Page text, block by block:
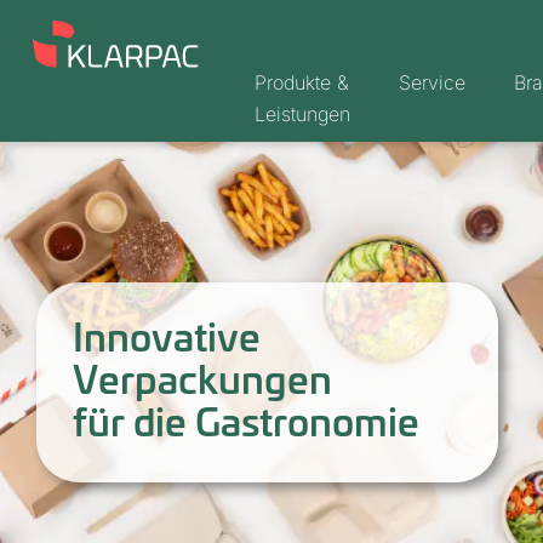
Produkte &
Leistungen
Service
Innovative
Verpackungen
für die Gastronomie